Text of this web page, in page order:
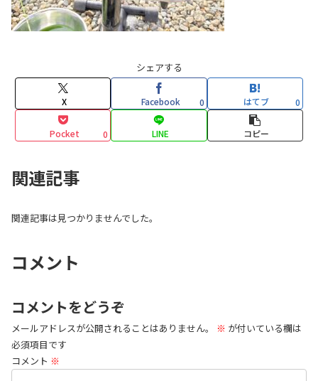
シェアする
X Facebook 0 はてブ 0
Pocket 0 LINE コピー
関連記事
関連記事は見つかりませんでした。
コメント
コメントをどうぞ
メールアドレスが公開されることはありません。 ※ が付いている欄は
必須項目です
コメント ※